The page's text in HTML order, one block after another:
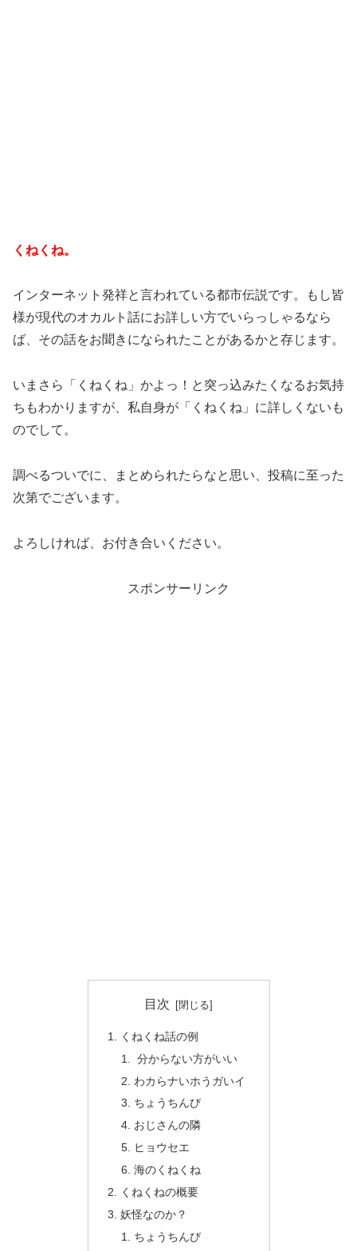
くねくね。
インターネット発祥と言われている都市伝説です。もし皆
様が現代のオカルト話にお詳しい方でいらっしゃるなら
ば、その話をお聞きになられたことがあるかと存じます。
いまさら「くねくね」かよっ！と突っ込みたくなるお気持
ちもわかりますが、私自身が「くねくね」に詳しくないも
のでして。
調べるついでに、まとめられたらなと思い、投稿に至った
次第でございます。
よろしければ、お付き合いください。
スポンサーリンク
目次
くねくね話の例
分からない方がいい
わカらナいホうガいイ
ちょうちんび
おじさんの隣
ヒョウセエ
海のくねくね
くねくねの概要
妖怪なのか？
ちょうちんび